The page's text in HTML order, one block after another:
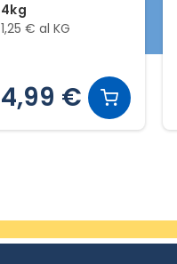
4kg
1,25 € al KG
4,99 €